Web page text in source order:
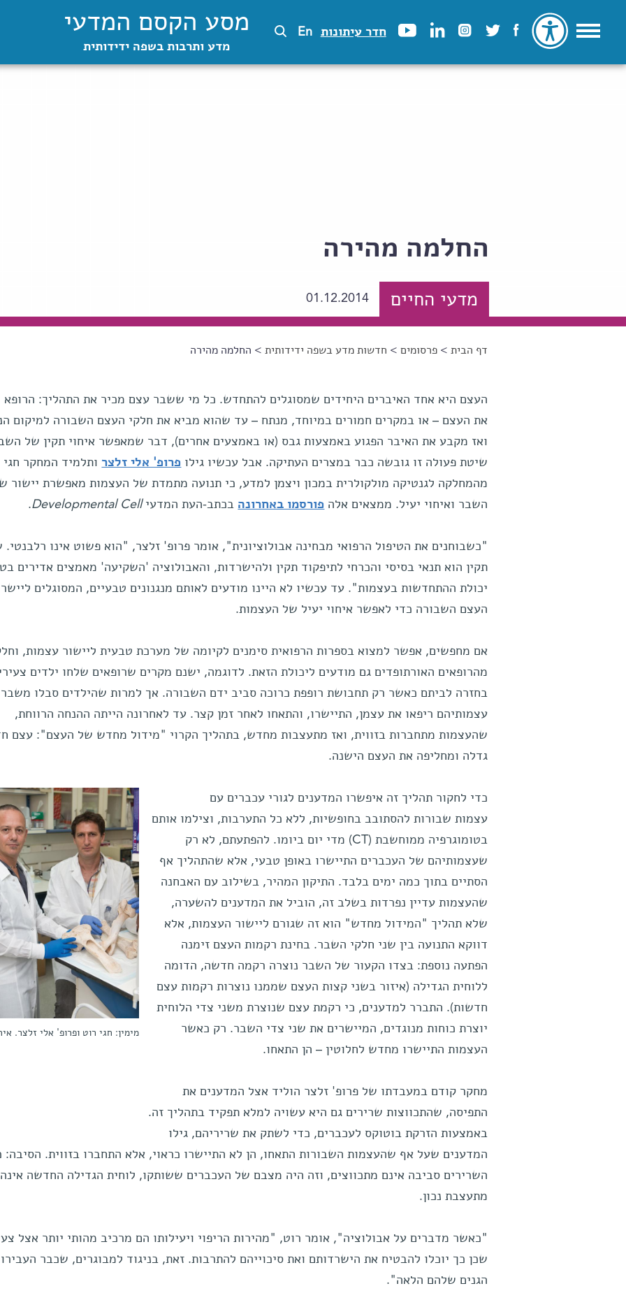
חדר עיתונות En מסע הקסם המדעי
מדע ותרבות בשפה ידידותית
החלמה מהירה
מדעי החיים 01.12.2014
הינך נמצא כאן
דף הבית >פרסומים > חדשות מדע בשפה ידידותית > החלמה מהירה
העצם היא אחד האיברים היחידים שמסוגלים להתחדש. כל מי ששבר עצם מכיר את התהליך: הרופא
את העצם – או במקרים חמורים במיוחד, מנתח – עד שהוא מביא את חלקי העצם השבורה למיקום
ואז מקבע את האיבר הפגוע באמצעות גבס (או באמצעים אחרים), דבר שמאפשר איחוי תקין של
שיטת פעולה זו גובשה כבר במצרים העתיקה. אבל עכשיו גילו פרופ' אלי זלצר ותלמיד המחקר חגי
מהמחלקה לגנטיקה מולקולרית במכון ויצמן למדע, כי תנועה מתמדת של העצמות מאפשרת יישור
השבר ואיחוי יעיל. ממצאים אלה פורסמו באחרונה בכתב-העת המדעיDevelopmental Cell
.
"כשבוחנים את הטיפול הרפואי מבחינה אבולוציונית", אומר פרופ' זלצר, "הוא פשוט אינו רלבנטי.
תקין הוא תנאי בסיסי והכרחי לתיפקוד תקין ולהישרדות, והאבולוציה 'השקיעה' מאמצים אדירים
יכולת ההתחדשות בעצמות". עד עכשיו לא היינו מודעים לאותם מנגנונים טבעיים, המסוגלים
העצם השבורה כדי לאפשר איחוי יעיל של העצמות.
אם מחפשים, אפשר למצוא בספרות הרפואית סימנים לקיומה של מערכת טבעית ליישור עצמות,
מהרופאים האורתופדים גם מודעים ליכולת הזאת. לדוגמה, ישנם מקרים שרופאים שלחו ילדים
בחזרה לביתם כאשר רק תחבושת רופפת כרוכה סביב ידם השבורה. אך למרות שהילדים סבלו
עצמותיהם ריפאו את עצמן, התיישרו, והתאחו לאחר זמן קצר. עד לאחרונה הייתה ההנחה הרווחת,
שהעצמות מתחברות בזווית, ואז מתעצבות מחדש, בתהליך הקרוי "מידול מחדש של העצם": עצם
גדלה ומחליפה את העצם הישנה.
מימין: חגי רוט ופרופ' אלי זלצר.
כדי לחקור תהליך זה איפשרו המדענים לגורי עכברים עם
עצמות שבורות להסתובב בחופשיות, ללא כל התערבות, וצילמו אותם
בטומוגרפיה ממוחשבת (CT) מדי יום ביומו. להפתעתם, לא רק
שעצמותיהם של העכברים התיישרו באופן טבעי, אלא שהתהליך אף
הסתיים בתוך כמה ימים בלבד. התיקון המהיר, בשילוב עם האבחנה
שהעצמות עדיין נפרדות בשלב זה, הוביל את המדענים להשערה,
שלא תהליך "המידול מחדש" הוא זה שגורם ליישור העצמות, אלא
דווקא התנועה בין שני חלקי השבר. בחינת רקמות העצם זימנה
הפתעה נוספת: בצדו הקעור של השבר נוצרה רקמה חדשה, הדומה
ללוחית הגדילה (איזור בשני קצות העצם שממנו נוצרות רקמות עצם
חדשות). התברר למדענים, כי רקמת עצם שנוצרת משני צדי הלוחית
יוצרת כוחות מנוגדים, המיישרים את שני צדי השבר. רק כאשר
העצמות התיישרו מחדש לחלוטין – הן התאחו.
מחקר קודם במעבדתו של פרופ' זלצר הוליד אצל המדענים את
התפיסה, שהתכווצות שרירים גם היא עשויה למלא תפקיד בתהליך זה.
באמצעות הזרקת בוטוקס לעכברים, כדי לשתק את שריריהם, גילו
המדענים שעל אף שהעצמות השבורות התאחו, הן לא התיישרו כראוי, אלא התחברו בזווית. הסיבה:
השרירים סביבה אינם מתכווצים, וזה היה מצבם של העכברים ששותקו, לוחית הגדילה החדשה אינה
מתעצבת נכון.
"כאשר מדברים על אבולוציה", אומר רוט, "מהירות הריפוי ויעילותו הם מרכיב מהותי יותר אצל
שכן כך יוכלו להבטיח את הישרדותם ואת סיכוייהם להתרבות. זאת, בניגוד למבוגרים, שכבר
הגנים שלהם הלאה".